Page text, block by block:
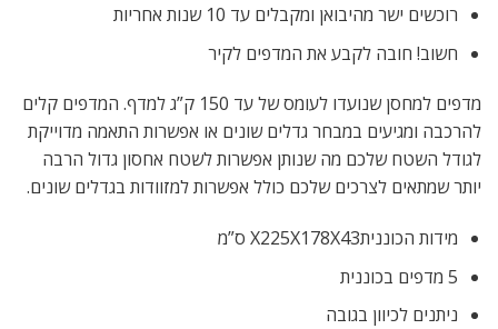
רוכשים ישר מהיבואן ומקבלים עד 10 שנות אחריות
חשוב! חובה לקבע את המדפים לקיר
מדפים למחסן שנועדו לעומס של עד 150 ק”ג למדף. המדפים קלים
להרכבה ומגיעים במבחר גדלים שונים או אפשרות התאמה מדוייקת
לגודל השטח שלכם מה שנותן אפשרות לשטח אחסון גדול הרבה
יותר שמתאים לצרכים שלכם כולל אפשרות למזוודות בגדלים שונים.
מידות הכונניתX225X178X43 ס”מ
5 מדפים בכוננית
ניתנים לכיוון בגובה